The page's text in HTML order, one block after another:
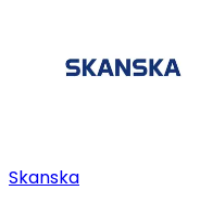
Skanska